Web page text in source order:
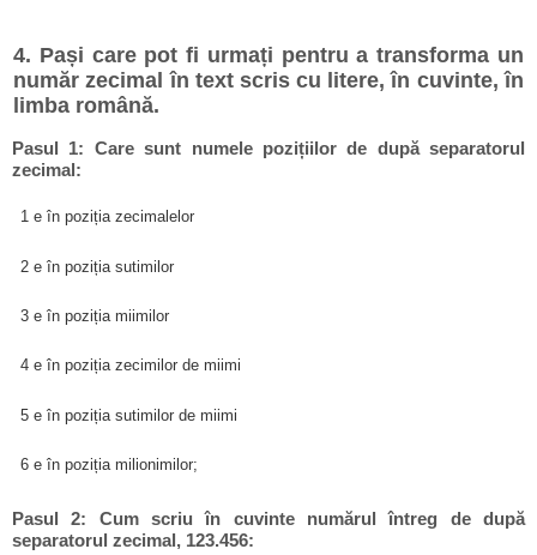
4. Pași care pot fi urmați pentru a transforma un
număr zecimal în text scris cu litere, în cuvinte, în
limba română.
Pasul 1: Care sunt numele pozițiilor de după separatorul
zecimal:
1 e în poziția zecimalelor
2 e în poziția sutimilor
3 e în poziția miimilor
4 e în poziția zecimilor de miimi
5 e în poziția sutimilor de miimi
6 e în poziția milionimilor;
Pasul 2: Cum scriu în cuvinte numărul întreg de după
separatorul zecimal, 123.456: